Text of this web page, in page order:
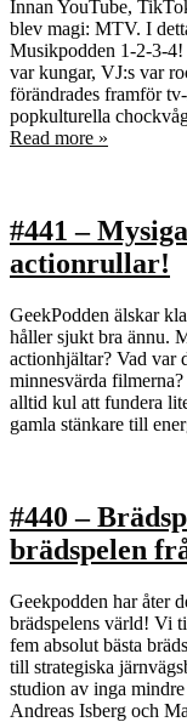
Innan YouTube,
blev magi: MTV. I
Musikpodden 1-2-3-
var kungar, VJ:s var
förändrades framför
popkulturella
Read more »
#441 –
actionrullar!
GeekPodden älskar
håller sjukt bra ännu.
actionhjältar? Vad var
minnesvärda
alltid kul att fundera
gamla stänkare till
#440 –
brädspelen
Geekpodden har åter
brädspelens värld! Vi
fem absolut bästa
till strategiska
studion av inga
Andreas Isberg och